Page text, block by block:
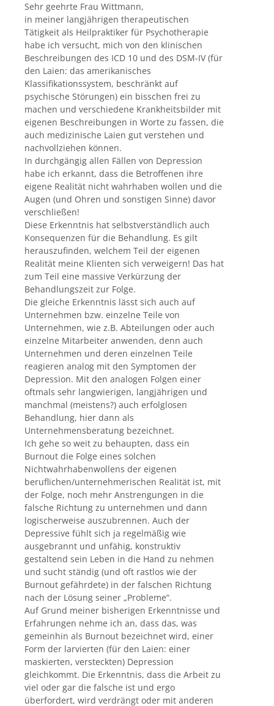
Sehr geehrte Frau Wittmann,
in meiner langjährigen therapeutischen
Tätigkeit als Heilpraktiker für Psychotherapie
habe ich versucht, mich von den klinischen
Beschreibungen des ICD 10 und des DSM-IV (für
den Laien: das amerikanisches
Klassifikationssystem, beschränkt auf
psychische Störungen) ein bisschen frei zu
machen und verschiedene Krankheitsbilder mit
eigenen Beschreibungen in Worte zu fassen, die
auch medizinische Laien gut verstehen und
nachvollziehen können.
In durchgängig allen Fällen von Depression
habe ich erkannt, dass die Betroffenen ihre
eigene Realität nicht wahrhaben wollen und die
Augen (und Ohren und sonstigen Sinne) davor
verschließen!
Diese Erkenntnis hat selbstverständlich auch
Konsequenzen für die Behandlung. Es gilt
herauszufinden, welchem Teil der eigenen
Realität meine Klienten sich verweigern! Das hat
zum Teil eine massive Verkürzung der
Behandlungszeit zur Folge.
Die gleiche Erkenntnis lässt sich auch auf
Unternehmen bzw. einzelne Teile von
Unternehmen, wie z.B. Abteilungen oder auch
einzelne Mitarbeiter anwenden, denn auch
Unternehmen und deren einzelnen Teile
reagieren analog mit den Symptomen der
Depression. Mit den analogen Folgen einer
oftmals sehr langwierigen, langjährigen und
manchmal (meistens?) auch erfolglosen
Behandlung, hier dann als
Unternehmensberatung bezeichnet.
Ich gehe so weit zu behaupten, dass ein
Burnout die Folge eines solchen
Nichtwahrhabenwollens der eigenen
beruflichen/unternehmerischen Realität ist, mit
der Folge, noch mehr Anstrengungen in die
falsche Richtung zu unternehmen und dann
logischerweise auszubrennen. Auch der
Depressive fühlt sich ja regelmäßig wie
ausgebrannt und unfähig, konstruktiv
gestaltend sein Leben in die Hand zu nehmen
und sucht ständig (und oft rastlos wie der
Burnout gefährdete) in der falschen Richtung
nach der Lösung seiner „Probleme“.
Auf Grund meiner bisherigen Erkenntnisse und
Erfahrungen nehme ich an, dass das, was
gemeinhin als Burnout bezeichnet wird, einer
Form der larvierten (für den Laien: einer
maskierten, versteckten) Depression
gleichkommt. Die Erkenntnis, dass die Arbeit zu
viel oder gar die falsche ist und ergo
überfordert, wird verdrängt oder mit anderen